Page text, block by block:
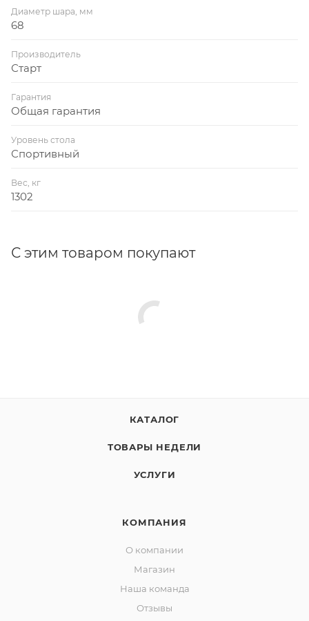
Диаметр шара, мм
68
Производитель
Старт
Гарантия
Общая гарантия
Уровень стола
Спортивный
Вес, кг
1302
С этим товаром покупают
КАТАЛОГ
ТОВАРЫ НЕДЕЛИ
УСЛУГИ
КОМПАНИЯ
О компании
Магазин
Наша команда
Отзывы